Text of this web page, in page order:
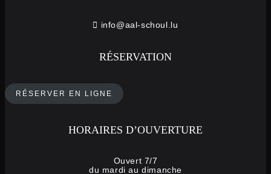
info@aal-schoul.lu
RÉSERVATION
RÉSERVER EN LIGNE
HORAIRES D’OUVERTURE
Ouvert 7/7
du mardi au dimanche